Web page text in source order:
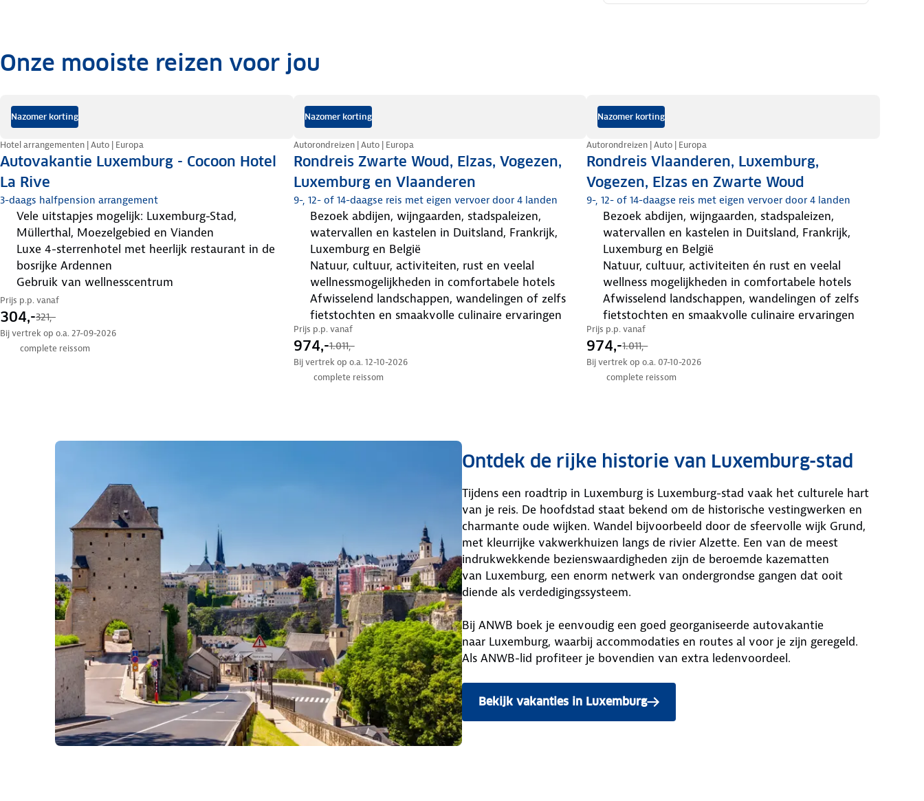
.Onze mooiste reizen voor jou
Nazomer korting
Autovakantie Luxemburg - Cocoon Hotel
La Rive
Hotel arrangementen | Auto | Europa
3-daags halfpension arrangement
vele uitstapjes mogelijk: Luxemburg-Stad,
Müllerthal, Moezelgebied en Vianden
luxe 4-sterrenhotel met heerlijk restaurant in de
bosrijke Ardennen
gebruik van wellnesscentrum
Prijs p.p. vanaf
304,-321,-
Bij vertrek op o.a. 27-09-2026
complete reissom
Nazomer korting
Rondreis Zwarte Woud, Elzas, Vogezen,
Luxemburg en Vlaanderen
Autorondreizen | Auto | Europa
9-, 12- of 14-daagse reis met eigen vervoer door 4 landen
bezoek abdijen, wijngaarden, stadspaleizen,
watervallen en kastelen in Duitsland, Frankrijk,
Luxemburg en België
natuur, cultuur, activiteiten, rust en veelal
wellnessmogelijkheden in comfortabele hotels
afwisselend landschappen, wandelingen of zelfs
fietstochten en smaakvolle culinaire ervaringen
Prijs p.p. vanaf
974,-1.011,-
Bij vertrek op o.a. 12-10-2026
complete reissom
Nazomer korting
Rondreis Vlaanderen, Luxemburg,
Vogezen, Elzas en Zwarte Woud
Autorondreizen | Auto | Europa
9-, 12- of 14-daagse reis met eigen vervoer door 4 landen
bezoek abdijen, wijngaarden, stadspaleizen,
watervallen en kastelen in Duitsland, Frankrijk,
Luxemburg en België
natuur, cultuur, activiteiten én rust en veelal
wellness mogelijkheden in comfortabele hotels
afwisselend landschappen, wandelingen of zelfs
fietstochten en smaakvolle culinaire ervaringen
Prijs p.p. vanaf
974,-1.011,-
Bij vertrek op o.a. 07-10-2026
complete reissom
Ontdek de rijke historie van Luxemburg-stad
Tijdens een roadtrip in Luxemburg is Luxemburg-stad vaak het culturele hart
van je reis. De hoofdstad staat bekend om de historische vestingwerken en
charmante oude wijken. Wandel bijvoorbeeld door de sfeervolle wijk Grund,
met kleurrijke vakwerkhuizen langs de rivier Alzette. Een van de meest
indrukwekkende bezienswaardigheden zijn de beroemde kazematten
van Luxemburg, een enorm netwerk van ondergrondse gangen dat ooit
diende als verdedigingssysteem.
Bij ANWB boek je eenvoudig een goed georganiseerde autovakantie
naar Luxemburg, waarbij accommodaties en routes al voor je zijn geregeld.
Als ANWB-lid profiteer je bovendien van extra ledenvoordeel.
Bekijk vakanties in Luxemburg